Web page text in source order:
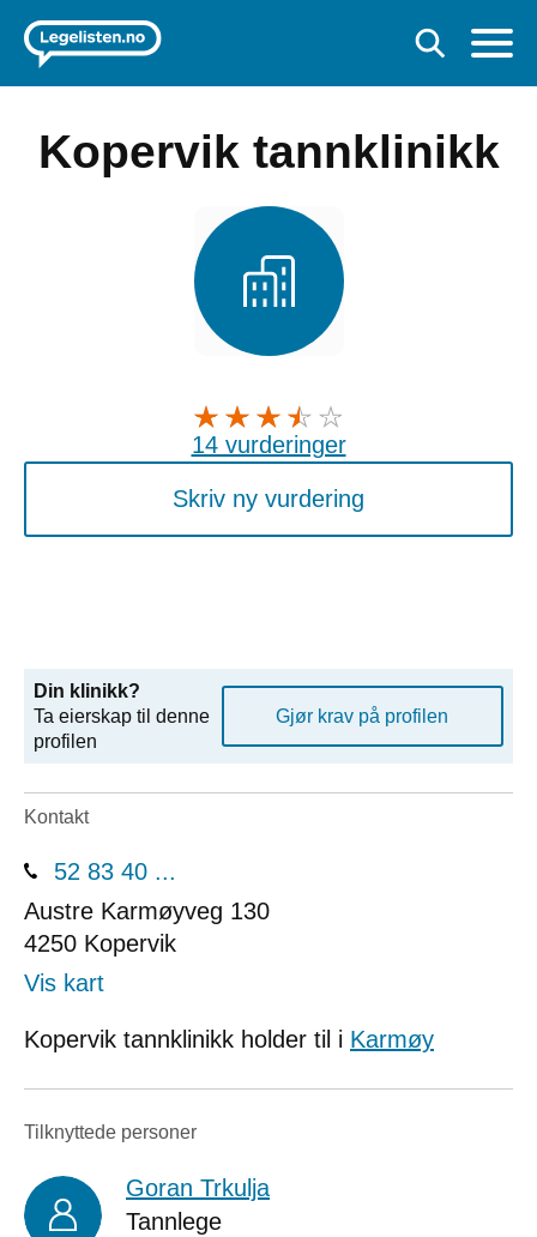
Kopervik tannklinikk
14 vurderinger
Skriv ny vurdering
Din klinikk?
Ta eierskap til denne
profilen
Gjør krav på profilen
Kontakt
52 83 40 ...
Austre Karmøyveg 130
4250 Kopervik
Vis kart
Kopervik tannklinikk holder til i Karmøy
Tilknyttede personer
Goran Trkulja
Tannlege